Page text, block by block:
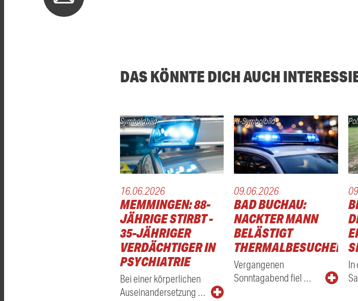
DAS KÖNNTE DICH AUCH
Symboldbild
16.06.2026
MEMMINGEN: 88-
JÄHRIGE STIRBT -
35-JÄHRIGER
VERDÄCHTIGER IN
PSYCHIATRIE
Bei einer körperlichen
Auseinandersetzung …
KI-Symbolbild
09.06.2026
BAD BUCHAU:
NACKTER MANN
BELÄSTIGT
THERMALBESUCHER
Vergangenen
Sonntagabend fiel …
In